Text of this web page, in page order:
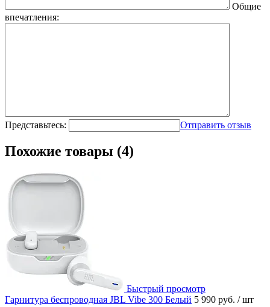
Общие
впечатления:
Представьтесь: Отправить отзыв
Похожие товары (4)
Быстрый просмотр
Гарнитура беспроводная JBL Vibe 300 Белый 5 990 руб. / шт